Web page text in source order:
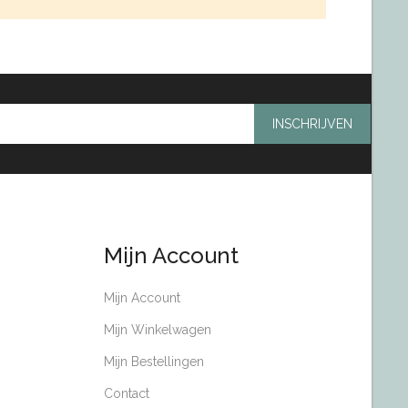
INSCHRIJVEN
Mijn Account
Mijn Account
Mijn Winkelwagen
Mijn Bestellingen
Contact